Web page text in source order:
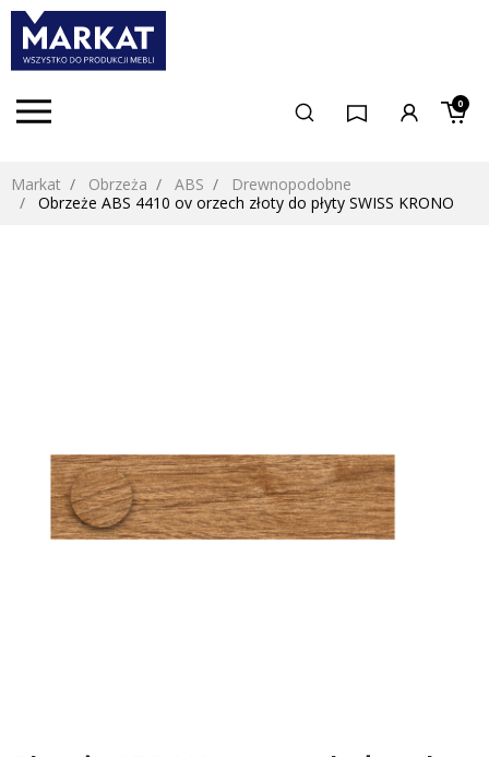
0
Markat Obrzeża ABS
Drewnopodobne
Obrzeże ABS 4410 ov orzech złoty do płyty SWISS KRONO